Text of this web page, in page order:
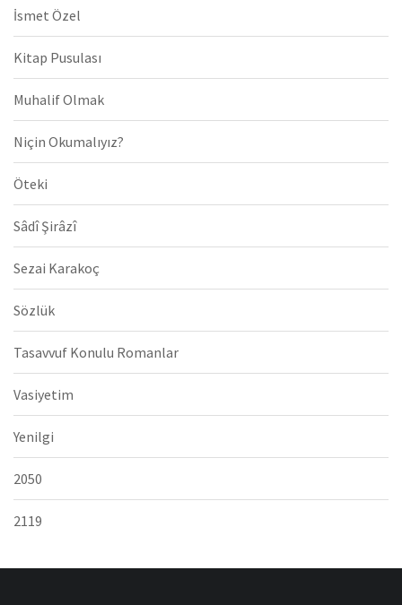
İsmet Özel
Kitap Pusulası
Muhalif Olmak
Niçin Okumalıyız?
Öteki
Sâdî Şirâzî
Sezai Karakoç
Sözlük
Tasavvuf Konulu Romanlar
Vasiyetim
Yenilgi
2050
2119